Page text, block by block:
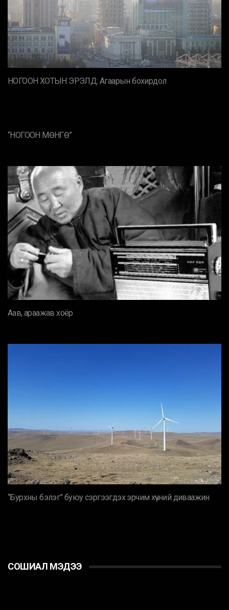
НОГООН ХОТЫН ЭРЭЛД: Агаарын бохирдол
“НОГООН МӨНГӨ”
Аав, араажав хоёр
“Бурхны бэлэг” буюу сэргээгдэх эрчим хүчний диваажин
СОШИАЛ МЭДЭЭ